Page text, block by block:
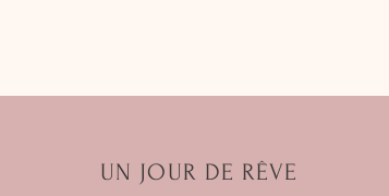
UN JOUR DE RÊVE